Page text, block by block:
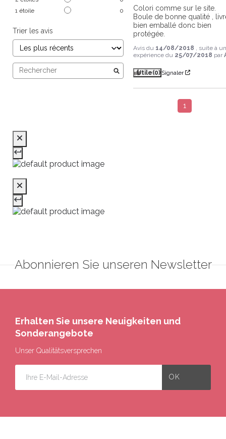
1 étoile 0
Trier les avis
Colori comme sur le site.
Boule de bonne qualité ,
bien emballé donc bien
protégée.
Avis du 14/08/2018 , suite à
expérience du 25/07/2018 par
Utile(0) Signaler
1
Abonnieren Sie unseren Newsletter
Erhalten Sie unsere Neuigkeiten und
Sonderangebote
Unser Qualitätsversprechen